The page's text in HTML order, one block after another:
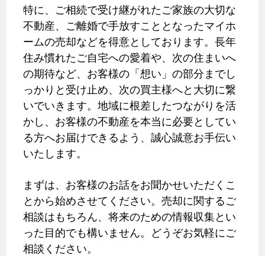
特に、ご相続で受け継がれたご家族の大切な
不動産、ご離婚で手放すこととなったマイホ
ームの売却などを得意としております。長年
住み慣れたご自宅への愛着や、次の住まいへ
の期待など、お客様の「想い」の部分までし
っかりと受け止め、次の買主様へと大切に繋
いでいきます。地域に根差したつながりを活
かし、お客様の不動産を本当に必要としてい
る方へお届けできるよう、誠心誠意お手伝い
いたします。
まずは、お客様のお話をお聞かせいただくこ
とから始めさせてください。売却に関するご
相談はもちろん、将来のための情報収集とい
った目的でも構いません。どうぞお気軽にご
相談ください。